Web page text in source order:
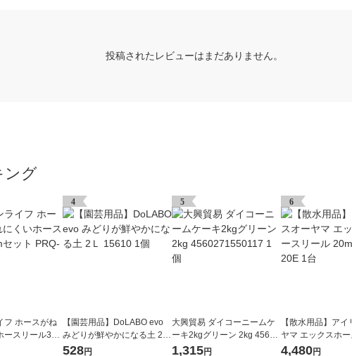
投稿されたレビューはまだありません。
ング
フ ホースがね
ースリール30
30T 1台
4
【園芸用品】DoLABO evo
みどりが鮮やかになる土 2Ｌ
15610 1個
528円
5
大興貿易 ダイコーニームケ
ーキ2kgグリーン 2kg 45602
71550117 1個
1,315円
6
【散水用品】アイ
ヤマ エックスホ
20m XHR-20E 1台
4,480円